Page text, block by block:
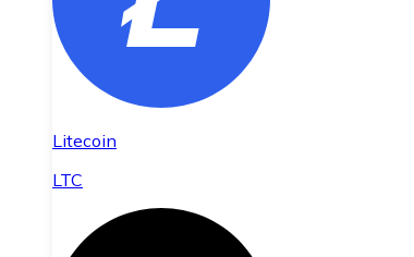
Litecoin
LTC